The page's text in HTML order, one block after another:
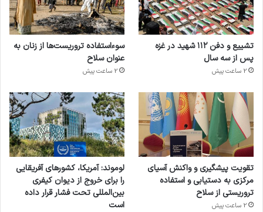
تشییع و دفن ۱۱۲ شهید در غزه
پس از سه سال
2 ساعت پیش
سوءاستفاده تروریست‌ها از زنان به
عنوان سلاح
2 ساعت پیش
تقویت پیشگیری و واکنش آسیای
مرکزی به دستیابی و استفاده
تروریستی از سلاح
2 ساعت پیش
لوموند: آمریکا، کشورهای آفریقایی
را برای خروج از دیوان کیفری
بین‌المللی تحت فشار قرار داده
است